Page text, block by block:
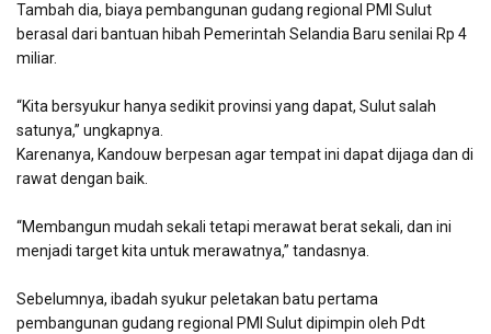
Tambah dia, biaya pembangunan gudang regional PMI Sulut
berasal dari bantuan hibah Pemerintah Selandia Baru senilai Rp 4
miliar.
“Kita bersyukur hanya sedikit provinsi yang dapat, Sulut salah
satunya,” ungkapnya.
Karenanya, Kandouw berpesan agar tempat ini dapat dijaga dan di
rawat dengan baik.
“Membangun mudah sekali tetapi merawat berat sekali, dan ini
menjadi target kita untuk merawatnya,” tandasnya.
Sebelumnya, ibadah syukur peletakan batu pertama
pembangunan gudang regional PMI Sulut dipimpin oleh Pdt